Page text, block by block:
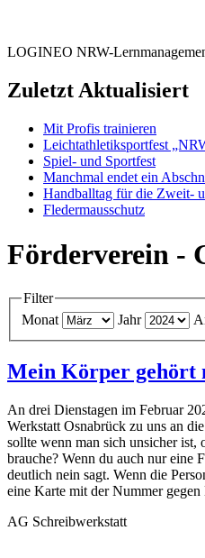
LOGINEO NRW-
Zuletzt Aktualisiert
Mit Profis trainieren
Leichtathletiksportfest
Spiel- und Sportfest
Manchmal endet ein
Handballtag für die Zweit-
Fledermausschutz
Förderverein -
Filter
Monat
Jahr
Mein Körper gehört
An drei Dienstagen im Februar
Werkstatt Osnabrück zu uns an
sollte wenn man sich unsicher
brauche? Wenn du auch nur eine
deutlich nein sagt. Wenn die
eine Karte mit der Nummer
AG Schreibwerkstatt